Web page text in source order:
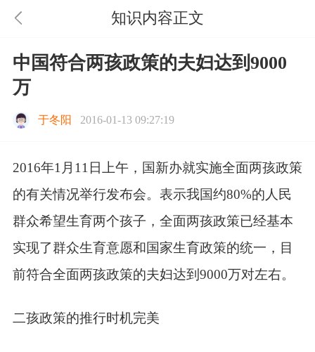
知识内容正文
中国符合两孩政策的夫妇达到9000
万
于冬阳 2016-01-13 09:27:19
2016年1月11日上午，国新办就实施全面两孩政策
的有关情况举行发布会。表示我国约80%的人民
群众希望生育两个孩子，全面两孩政策已经基本
实现了群众生育意愿和国家生育政策的统一，目
前符合全面两孩政策的夫妇达到9000万对左右。
二孩政策的推行时机完美